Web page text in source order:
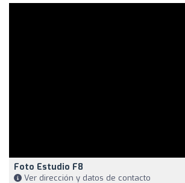
Foto Estudio F8
Ver dirección y datos de contacto